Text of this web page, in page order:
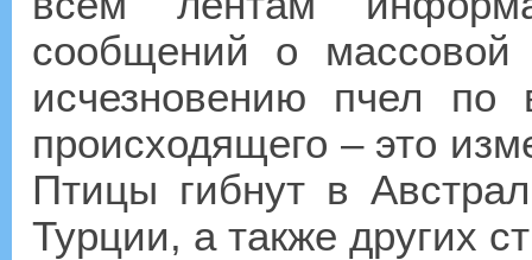
сообщений о
исчезновению пчел по
происходящего – это
Птицы гибнут в
Турции, а также других